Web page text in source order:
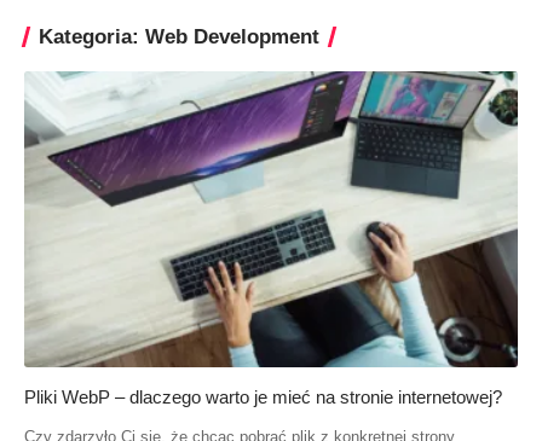
Kategoria: Web Development
Pliki WebP – dlaczego warto je mieć na stronie internetowej?
Czy zdarzyło Ci się, że chcąc pobrać plik z konkretnej strony